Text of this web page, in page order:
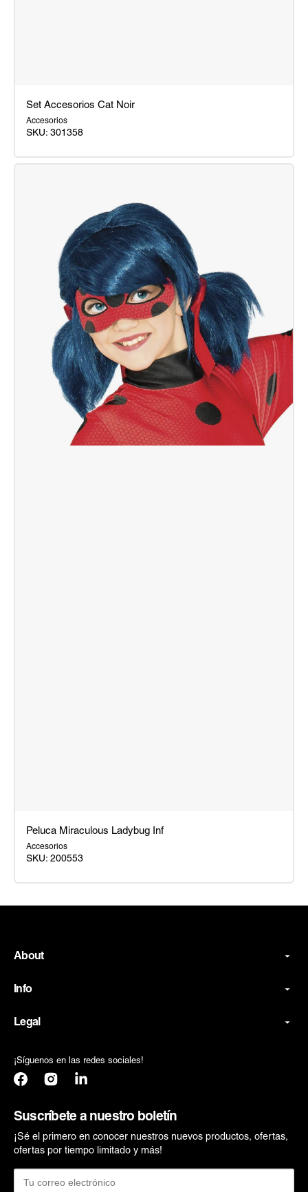
Set
Set Accesorios Cat Noir
Accesorios
SKU: 301358
Peluca Miraculous Ladybug Inf
Accesorios
SKU: 200553
About
Info
Legal
¡Síguenos en las redes sociales!
FacebookInstagramTranslation
Suscríbete a nuestro boletín
¡Sé el primero en conocer nuestros nuevos productos, ofertas,
ofertas por tiempo limitado y más!